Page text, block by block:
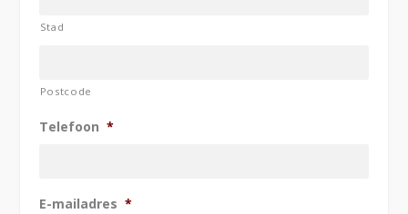
Stad
Postcode
Telefoon *
E-mailadres *